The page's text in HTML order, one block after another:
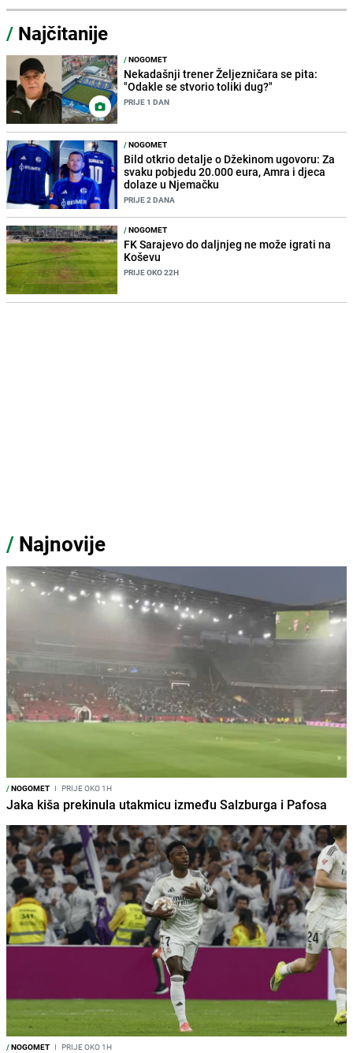
/ Najčitanije
/NOGOMET
Nekadašnji trener Željezničara se pita:
"Odakle se stvorio toliki dug?"
PRIJE 1 DAN
/NOGOMET
Bild otkrio detalje o Džekinom ugovoru: Za
svaku pobjedu 20.000 eura, Amra i djeca
dolaze u Njemačku
PRIJE 2 DANA
/NOGOMET
FK Sarajevo do daljnjeg ne može igrati na
Koševu
PRIJE OKO 22H
/ Najnovije
/NOGOMET I PRIJE OKO 1H
Jaka kiša prekinula utakmicu između Salzburga i Pafosa
/NOGOMET I PRIJE OKO 1H